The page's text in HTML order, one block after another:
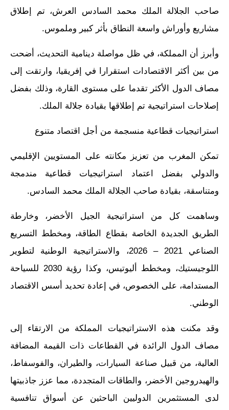
صاحب الجلالة الملك محمد السادس العرش، تم إطلاق
مشاريع وأوراش واسعة النطاق بأثر كبير وملموس.
وأبرز أن المملكة، في ظل مواصلة دينامية التحديث، أضحت
من بين أكثر الاقتصادات استقرارا في إفريقيا، وارتقت إلى
مصاف الدول الأكثر تقدما على مستوى القارة، وذلك بفضل
إصلاحات استراتيجية تم إطلاقها بقيادة جلالة الملك.
استراتيجيات قطاعية منسجمة من أجل اقتصاد متنوع
تمكن المغرب من تعزيز مكانته على المستويين الإقليمي
والدولي بفضل اعتماد استراتيجيات قطاعية مندمجة
ومتناسقة، بقيادة صاحب الجلالة الملك محمد السادس.
وساهمت كل من استراتيجية الجيل الأخضر، وخارطة
الطريق الجديدة الخاصة بقطاع الطاقة، ومخطط التسريع
الصناعي 2021 – 2026، والاستراتيجية الوطنية لتطوير
اللوجيستيك، ومخطط أليوتيس، وكذا رؤية 2030 للسياحة
المستدامة، على الخصوص، في إعادة تحديد أسس الاقتصاد
الوطني.
وقد مكنت هذه الاستراتيجيات المملكة من الارتقاء إلى
مصاف الدول الرائدة في القطاعات ذات القيمة المضافة
العالية، من قبيل صناعة السيارات، والطيران، والفوسفاط،
والهيدروجين الأخضر، والطاقات المتجددة، مما عزز جاذبيتها
لدى المستثمرين الدوليين الباحثين عن أسواق تنافسية